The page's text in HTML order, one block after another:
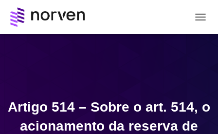
L
A
Artigo 514 – Sobre o art. 514, o
acionamento da reserva de